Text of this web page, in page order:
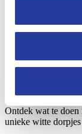
Ontdek wat te doen
unieke witte